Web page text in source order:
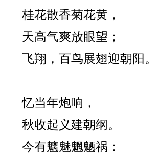
桂花散香菊花黄，
天高气爽放眼望；
飞翔，百鸟展翅迎朝阳。
忆当年炮响，
秋收起义建朝纲。
今有魑魅魍魉祸：